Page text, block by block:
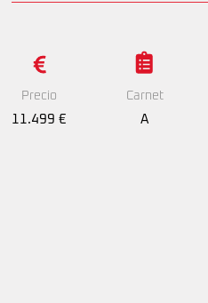
Precio
11.499 €
Carnet
A